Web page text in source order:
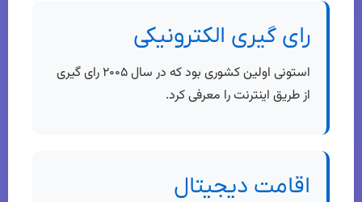
رای گیری الکترونیکی
استونی اولین کشوری بود که در سال ۲۰۰۵ رای گیری
از طریق اینترنت را معرفی کرد.
اقامت دیجیتال